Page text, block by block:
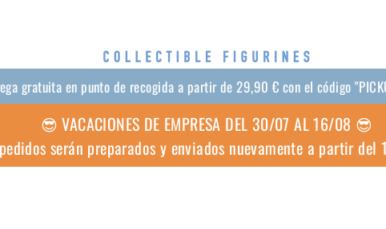
gratuita en punto de recogida a partir de 29,90 € con el código
😎 VACACIONES DE EMPRESA DEL 30/07 AL 16/08 😎
serán preparados y enviados nuevamente a partir